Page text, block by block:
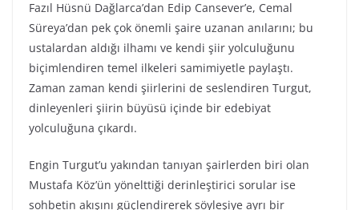
Fazıl Hüsnü Dağlarca’dan Edip Cansever’e, Cemal
Süreya’dan pek çok önemli şaire uzanan anılarını; bu
ustalardan aldığı ilhamı ve kendi şiir yolculuğunu
biçimlendiren temel ilkeleri samimiyetle paylaştı.
Zaman zaman kendi şiirlerini de seslendiren Turgut,
dinleyenleri şiirin büyüsü içinde bir edebiyat
yolculuğuna çıkardı.
Engin Turgut’u yakından tanıyan şairlerden biri olan
Mustafa Köz’ün yönelttiği derinleştirici sorular ise
sohbetin akışını güçlendirerek söyleşiye ayrı bir